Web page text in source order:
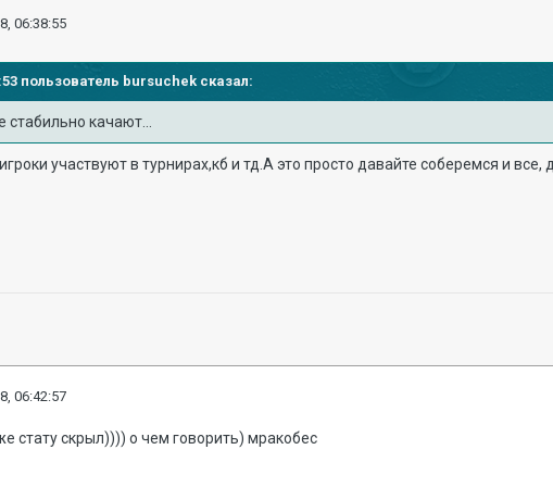
06:38:55
пользователь bursuchek сказал:
качают...
участвуют в турнирах,кб и тд.А это просто давайте соберемся и все,
06:42:57
стату скрыл)))) о чем говорить) мракобес